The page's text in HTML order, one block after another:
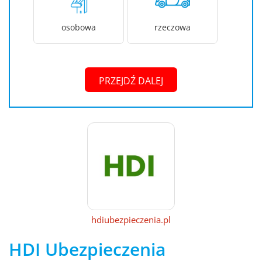
osobowa rzeczowa
PRZEJDŹ DALEJ
hdiubezpieczenia.pl
HDI Ubezpieczenia